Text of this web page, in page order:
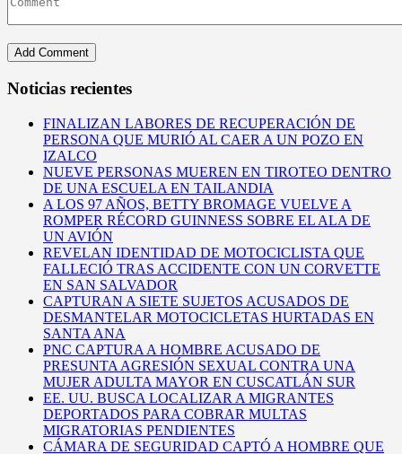
Noticias recientes
FINALIZAN LABORES DE RECUPERACIÓN DE
PERSONA QUE MURIÓ AL CAER A UN POZO EN
IZALCO
NUEVE PERSONAS MUEREN EN TIROTEO DENTRO
DE UNA ESCUELA EN TAILANDIA
A LOS 97 AÑOS, BETTY BROMAGE VUELVE A
ROMPER RÉCORD GUINNESS SOBRE EL ALA DE
UN AVIÓN
REVELAN IDENTIDAD DE MOTOCICLISTA QUE
FALLECIÓ TRAS ACCIDENTE CON UN CORVETTE
EN SAN SALVADOR
CAPTURAN A SIETE SUJETOS ACUSADOS DE
DESMANTELAR MOTOCICLETAS HURTADAS EN
SANTA ANA
PNC CAPTURA A HOMBRE ACUSADO DE
PRESUNTA AGRESIÓN SEXUAL CONTRA UNA
MUJER ADULTA MAYOR EN CUSCATLÁN SUR
EE. UU. BUSCA LOCALIZAR A MIGRANTES
DEPORTADOS PARA COBRAR MULTAS
MIGRATORIAS PENDIENTES
CÁMARA DE SEGURIDAD CAPTÓ A HOMBRE QUE